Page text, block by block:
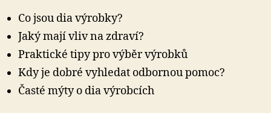
Co jsou dia výrobky?
Jaký mají vliv na zdraví?
Praktické tipy pro výběr výrobků
Kdy je dobré vyhledat odbornou pomoc?
Časté mýty o dia výrobcích